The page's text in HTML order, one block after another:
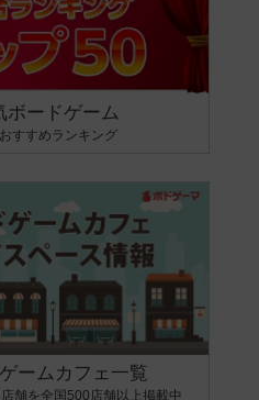
ボードゲーム
すすめランキング
ームカフェ一覧
舗を全国500店舗以上掲載中